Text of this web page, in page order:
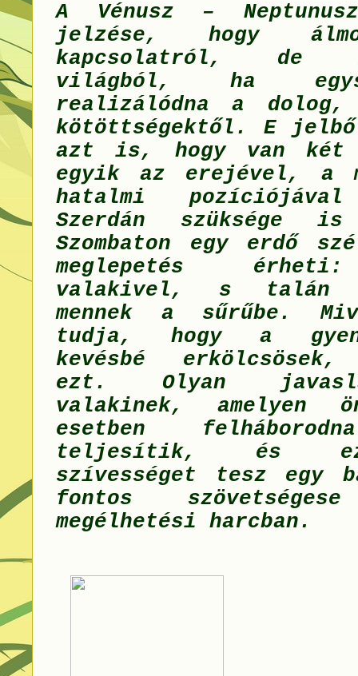
A Vénusz –
jelzése, hogy
kapcsolatról, de
világból, ha
realizálódna a
kötöttségektől. E
azt is, hogy van két
egyik az erejével, a
hatalmi pozíciójával
Szerdán szüksége
Szombaton egy erdő
meglepetés
valakivel, s talán
mennek a sűrűbe.
tudja, hogy a
kevésbé
ezt. Olyan
valakinek, amelyen
esetben
teljesítik, és
szívességet tesz egy
fontos
megélhetési harcban.